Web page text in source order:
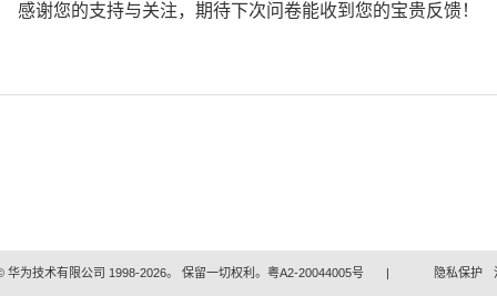
感谢您的支持与关注，期待下次问卷能收到您的宝贵反馈！
华为技术有限公司 1998-2026。 保留一切权利。粤A2-20044005号 | 隐私保护